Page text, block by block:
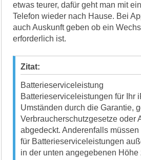
etwas teurer, dafür geht man mit
Telefon wieder nach Hause. Bei
auch Auskunft geben ob ein
erforderlich ist.
Zitat:
Batterieserviceleistung
Batterieserviceleistungen für Ihr
Umständen durch die Garantie,
Verbraucherschutzgesetze oder
abgedeckt. Anderenfalls
für Batterieserviceleistungen
in der unten angegebenen Höhe